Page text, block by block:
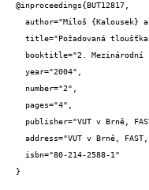
@inproceedings{BUT12817,
}